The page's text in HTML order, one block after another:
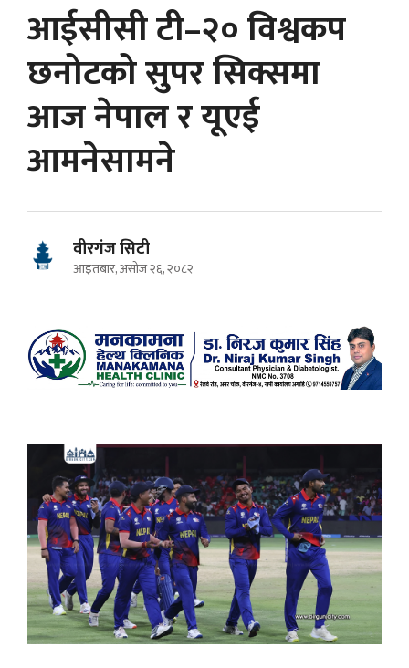
आईसीसी टी–२० विश्वकप
छनोटको सुपर सिक्समा
आज नेपाल र यूएई
आमनेसामने
वीरगंज सिटी
आइतबार, असोज २६, २०८२